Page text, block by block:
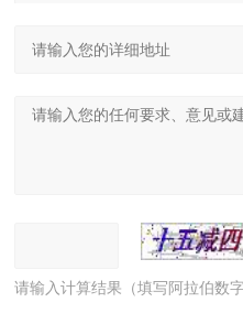
请输入计算结果（填写阿拉伯数